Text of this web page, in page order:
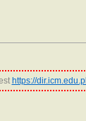
https://